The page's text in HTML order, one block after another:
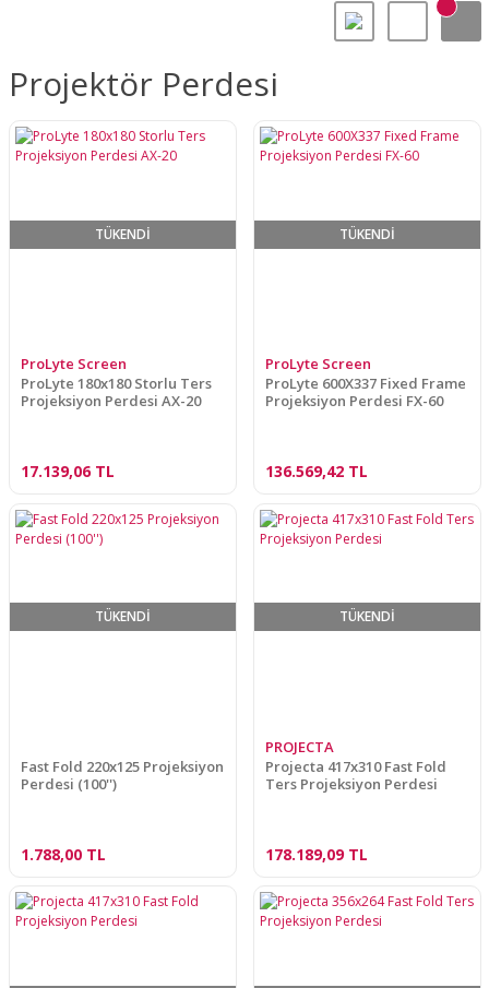
Projektör Perdesi
TÜKENDİ
ProLyte Screen
ProLyte 180x180 Storlu Ters
Projeksiyon Perdesi AX-20
17.139,06 TL
TÜKENDİ
ProLyte Screen
ProLyte 600X337 Fixed Frame
Projeksiyon Perdesi FX-60
136.569,42 TL
TÜKENDİ
Fast Fold 220x125 Projeksiyon
Perdesi (100'')
1.788,00 TL
TÜKENDİ
PROJECTA
Projecta 417x310 Fast Fold
Ters Projeksiyon Perdesi
178.189,09 TL